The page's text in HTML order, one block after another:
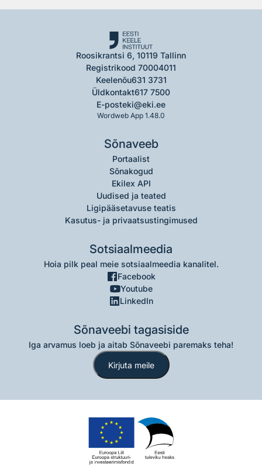
Roosikrantsi 6, 10119 Tallinn
Registrikood 70004011
Keelenõu631 3731
Üldkontakt617 7500
E-posteki@eki.ee
Wordweb App 1.48.0
Sõnaveeb
Portaalist
Sõnakogud
Ekilex API
Uudised ja teated
Ligipääsetavuse teatis
Kasutus- ja privaatsustingimused
Sotsiaalmeedia
Hoia pilk peal meie sotsiaalmeedia kanalitel.
Facebook
Youtube
LinkedIn
Sõnaveebi tagasiside
Iga arvamus loeb ja aitab Sõnaveebi paremaks teha!
Kirjuta meile